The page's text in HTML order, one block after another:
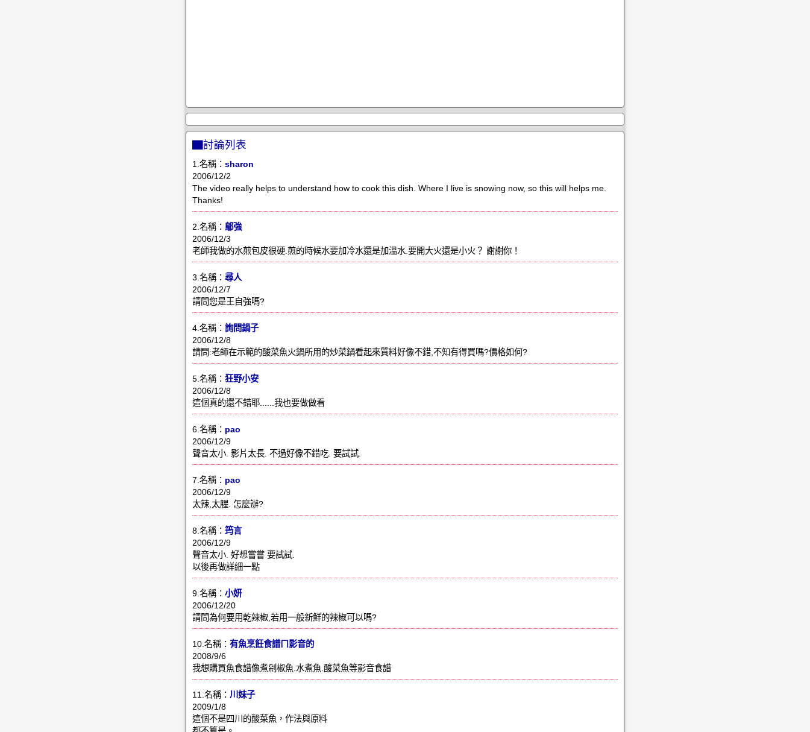
▇討論列表
1.名稱： sharon
2006/12/2
The video really helps to understand how to cook this dish. Where I live is snowing now, so this will helps me.
Thanks!
2.名稱： 鄔強
2006/12/3
老師我做的水煎包皮很硬.煎的時候水要加冷水還是加溫水.要開大火還是小火？ 謝謝你！
3.名稱： 尋人
2006/12/7
請問您是王自強嗎?
4.名稱： 詢問鍋子
2006/12/8
請問:老師在示範的酸菜魚火鍋所用的炒菜鍋看起來質料好像不錯,不知有得買嗎?價格如何?
5.名稱： 狂野小安
2006/12/8
這個真的還不錯耶......我也要做做看
6.名稱： pao
2006/12/9
聲音太小. 影片太長. 不過好像不錯吃. 要試試.
7.名稱： pao
2006/12/9
太辣,太腥. 怎麼辦?
8.名稱： 筠言
2006/12/9
聲音太小. 好想嘗嘗 要試試.
以後再做詳細一點
9.名稱： 小妍
2006/12/20
請問為何要用乾辣椒,若用一般新鮮的辣椒可以嗎?
10.名稱： 有魚烹飪食譜ㄇ影音的
2008/9/6
我想購買魚食譜像煮剁椒魚.水煮魚.酸菜魚等影音食譜
11.名稱： 川妹子
2009/1/8
這個不是四川的酸菜魚，作法與原料